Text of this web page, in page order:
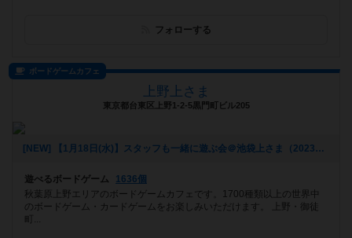
フォローする
ボードゲームカフェ
上野上さま
東京都台東区上野1-2-5黒門町ビル205
[NEW] 【1月18日(水)】スタッフも一緒に遊ぶ会＠池袋上さま（2023年01月09日 23時09分）
遊べるボードゲーム
1636個
秋葉原上野エリアのボードゲームカフェです。1700種類以上の世界中
のボードゲーム・カードゲームをお楽しみいただけます。 上野・御徒
町...